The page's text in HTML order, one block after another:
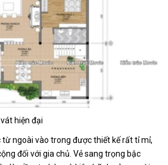
hiện đại
ngoài vào trong được thiết kế rất tỉ mỉ,
đối với gia chủ. Vẻ sang trọng bậc